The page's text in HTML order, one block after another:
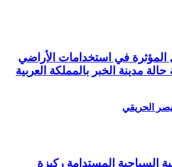
المؤثرة في استخدامات الأراضي
حالة مدينة الخبر بالمملكة العربية
الحريقي
السياحية المستدامة ركيزة